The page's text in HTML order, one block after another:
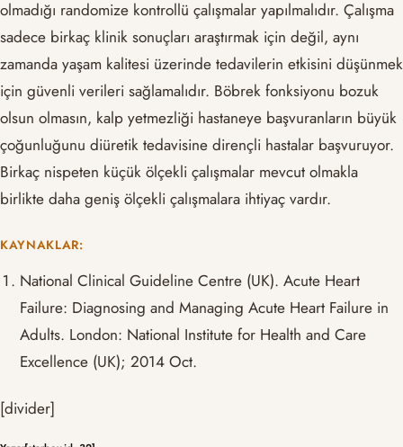
olmadığı randomize kontrollü çalışmalar yapılmalıdır. Çalışma
sadece birkaç klinik sonuçları araştırmak için değil, aynı
zamanda yaşam kalitesi üzerinde tedavilerin etkisini düşünmek
için güvenli verileri sağlamalıdır. Böbrek fonksiyonu bozuk
olsun olmasın, kalp yetmezliği hastaneye başvuranların büyük
çoğunluğunu diüretik tedavisine dirençli hastalar başvuruyor.
Birkaç nispeten küçük ölçekli çalışmalar mevcut olmakla
birlikte daha geniş ölçekli çalışmalara ihtiyaç vardır.
KAYNAKLAR:
National Clinical Guideline Centre (UK). Acute Heart
Failure: Diagnosing and Managing Acute Heart Failure in
Adults. London: National Institute for Health and Care
Excellence (UK); 2014 Oct.
[divider]